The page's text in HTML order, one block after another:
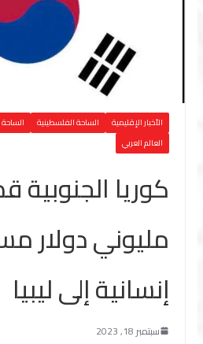
الأخبار الإقليمية الساحة الفلسطينية الساحة
العالم العربي
كوريا الجنوبية
مليوني دولار
إنسانية إلى ليبيا
سبتمبر 18, 2023